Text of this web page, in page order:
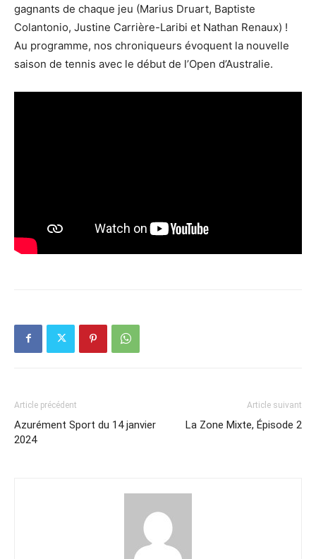
gagnants de chaque jeu (Marius Druart, Baptiste
Colantonio, Justine Carrière-Laribi et Nathan Renaux) !
Au programme, nos chroniqueurs évoquent la nouvelle
saison de tennis avec le début de l’Open d’Australie.
Article précédent
Azurément Sport du 14 janvier
2024
Article suivant
La Zone Mixte, Épisode 2